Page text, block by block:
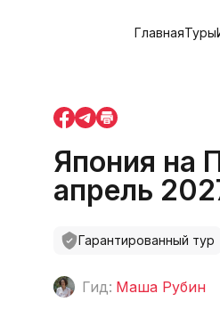
ГлавнаяТуры
Япония на
апрель
Гарантированный тур
Гид: Маша Рубин